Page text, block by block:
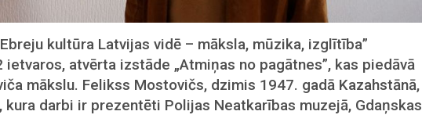
kultūra Latvijas vidē – māksla, mūzika, izglītība”
ietvaros, atvērta izstāde „Atmiņas no pagātnes”, kas piedāvā
mākslu. Felikss Mostovičs, dzimis 1947. gadā Kazahstānā,
darbi ir prezentēti Polijas Neatkarības muzejā, Gdaņskas